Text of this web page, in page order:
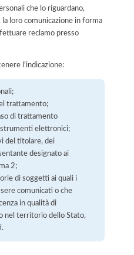
che lo riguardano,
loro comunicazione in forma
reclamo presso
l'indicazione:
trattamento;
di trattamento
elettronici;
del titolare, dei
designato ai
2;
di soggetti ai quali i
comunicati o che
in qualità di
nel territorio dello Stato,